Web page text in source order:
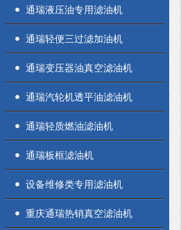
通瑞液压油专用滤油机
通瑞轻便三过滤加油机
通瑞变压器油真空滤油机
通瑞汽轮机透平油滤油机
通瑞轻质燃油滤油机
通瑞板框滤油机
设备维修类专用滤油机
重庆通瑞热销真空滤油机